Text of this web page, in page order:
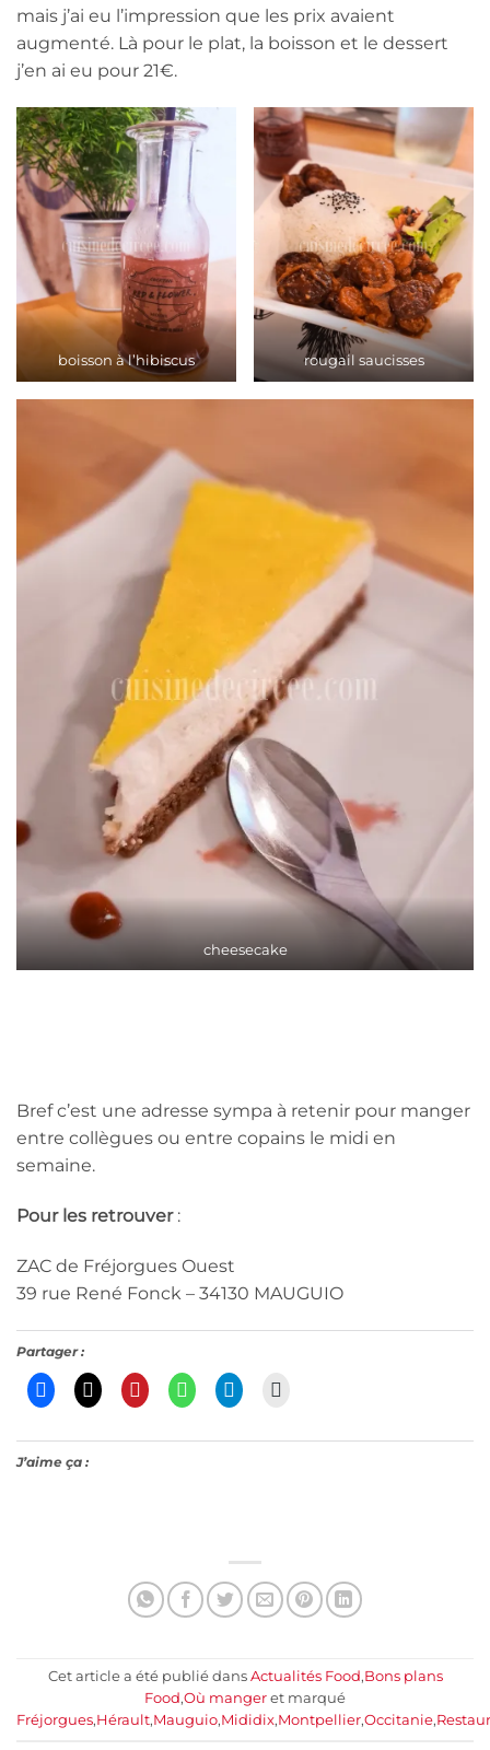
mais j’ai eu l’impression que les prix avaient
augmenté. Là pour le plat, la boisson et le dessert
j’en ai eu pour 21€.
boisson à l’hibiscus rougail saucisses
cheesecake
Bref c’est une adresse sympa à retenir pour manger
entre collègues ou entre copains le midi en
semaine.
Pour les retrouver:
ZAC de Fréjorgues Ouest
39 rue René Fonck – 34130 MAUGUIO
Partager :
J’aime ça :
Cet article a été publié dans Actualités Food,Bons plans
Food,Où manger et marqué
Fréjorgues,Hérault,Mauguio,Mididix,Montpellier,Occitanie,